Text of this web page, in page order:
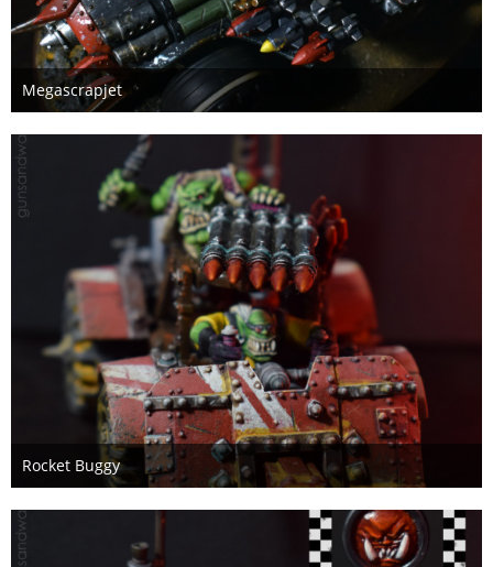
Megascrapjet
6. Januar 2021
Rocket Buggy
6. Januar 2021